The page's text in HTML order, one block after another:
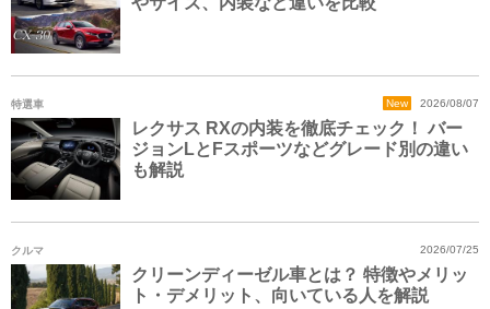
特選車 New 2026/08/07
レクサス RXの内装を徹底チェック！ バー
ジョンLとFスポーツなどグレード別の違い
も解説
クルマ 2026/07/25
クリーンディーゼル車とは？ 特徴やメリッ
ト・デメリット、向いている人を解説